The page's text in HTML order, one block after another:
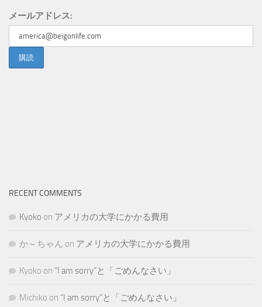
メールアドレス:
RECENT COMMENTS
Kyoko on アメリカの大学にかかる費用
か～ちゃん on アメリカの大学にかかる費用
Kyoko on “I am sorry”と「ごめんなさい」
Michiko on “I am sorry”と「ごめんなさい」